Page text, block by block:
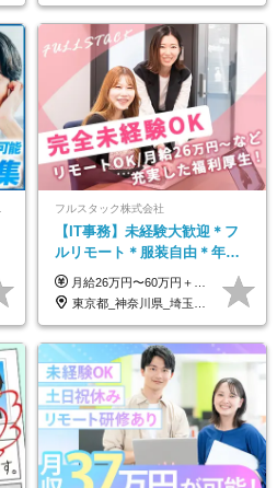
フルスタック株式会社
【IT事務】未経験大歓迎＊フ
ルリモート＊服装自由＊年休
125日以上＊残業なし＊月給26
万円以上
月給26万円〜60万円＋諸手当＋インセンティブ（２種）＋賞与 ★Point 設立から9ヶ月で全社員2万円の昇給実績 ※成果はしっかりと還元いたします！ ★Point 100％年収UPでの待遇提示も可能！ ※経験者であれば、100％年収アップも実現可能です。 ※試用期間最大2ヶ月/月給22万円〜
東京都_神奈川県_埼玉県_千葉県_茨城県